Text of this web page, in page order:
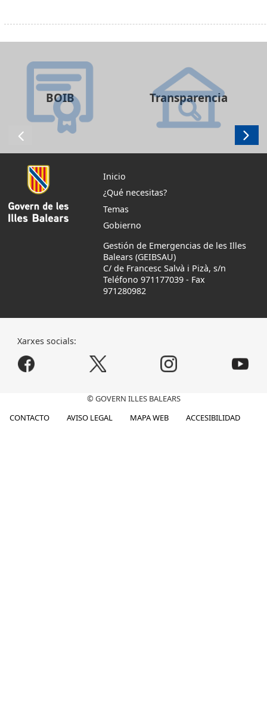
BOIB Transparencia
Inicio
¿Qué necesitas?
Temas
Gobierno
Gestión de Emergencias de les Illes
Balears (GEIBSAU)
C/ de Francesc Salvà i Pizà, s/n
Teléfono 971177039 - Fax
971280982
Xarxes socials:
© GOVERN ILLES BALEARS
CONTACTO
AVISO LEGAL MAPA WEB ACCESIBILIDAD